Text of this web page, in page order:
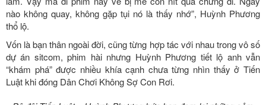
nào không quay, không gặp tụi nó là thấy nhớ”, Huỳnh Phương
thổ lộ.
Vốn là bạn thân ngoài đời, cũng từng hợp tác với nhau trong vô số
dự án sitcom, phim hài nhưng Huỳnh Phương tiết lộ anh vẫn
“khám phá” được nhiều khía cạnh chưa từng nhìn thấy ở Tiến
Luật khi đóng Dân Chơi Không Sợ Con Rơi.